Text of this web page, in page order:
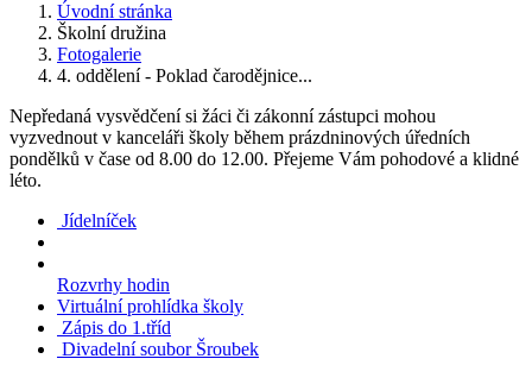
Úvodní stránka
Školní družina
Fotogalerie
4. oddělení - Poklad čarodějnice...
Nepředaná vysvědčení si žáci či zákonní zástupci mohou
vyzvednout v kanceláři školy během prázdninových úředních
pondělků v čase od 8.00 do 12.00. Přejeme Vám pohodové a klidné
léto.
Jídelníček
Rozvrhy hodin
Virtuální prohlídka školy
Zápis do 1.tříd
Divadelní soubor Šroubek